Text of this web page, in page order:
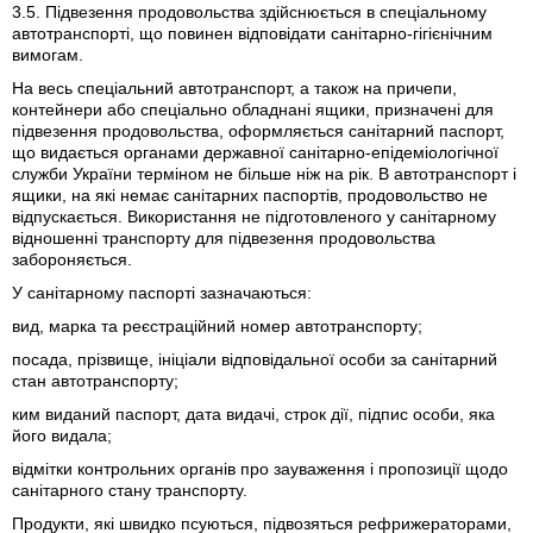
3.5. Підвезення продовольства здійснюється в спеціальному
автотранспорті, що повинен відповідати санітарно-гігієнічним
вимогам.
На весь спеціальний автотранспорт, а також на причепи,
контейнери або спеціально обладнані ящики, призначені для
підвезення продовольства, оформляється санітарний паспорт,
що видається органами державної санітарно-епідеміологічної
служби України терміном не більше ніж на рік. В автотранспорт і
ящики, на які немає санітарних паспортів, продовольство не
відпускається. Використання не підготовленого у санітарному
відношенні транспорту для підвезення продовольства
забороняється.
У санітарному паспорті зазначаються:
вид, марка та реєстраційний номер автотранспорту;
посада, прізвище, ініціали відповідальної особи за санітарний
стан автотранспорту;
ким виданий паспорт, дата видачі, строк дії, підпис особи, яка
його видала;
відмітки контрольних органів про зауваження і пропозиції щодо
санітарного стану транспорту.
Продукти, які швидко псуються, підвозяться рефрижераторами,